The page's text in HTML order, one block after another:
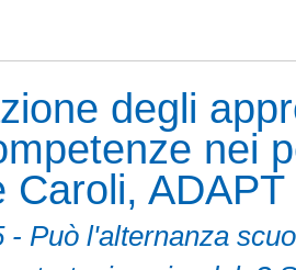
degli
nei
Caroli, ADAPT
- Può l'alternanza